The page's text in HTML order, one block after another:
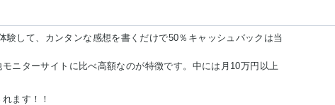
して、カンタンな感想を書くだけで50％キャッシュバックは当
ニターサイトに比べ高額なのが特徴です。中には月10万円以上
ます！！